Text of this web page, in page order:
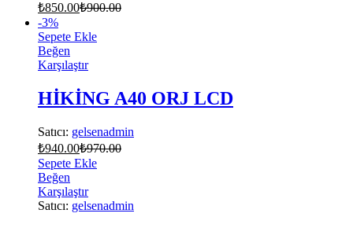
₺850.00₺900.00
-3%
Sepete Ekle
Beğen
Karşılaştır
HİKİNG A40 ORJ LCD
Satıcı: gelsenadmin
₺940.00₺970.00
Sepete Ekle
Beğen
Karşılaştır
Satıcı: gelsenadmin